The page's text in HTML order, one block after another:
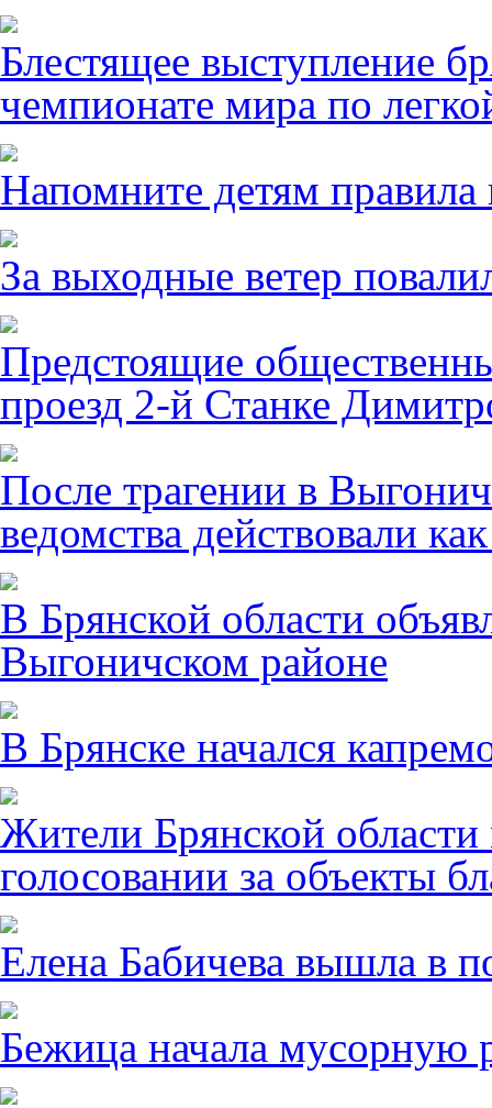
Блестящее выступление
чемпионате мира по
Напомните детям правила
За выходные ветер
Предстоящие
проезд 2-й Станке
После трагении в
ведомства действовали
В Брянской области
Выгоничском районе
В Брянске начался
Жители Брянской области
голосовании за объекты
Елена Бабичева вышла в
Бежица начала мусорную